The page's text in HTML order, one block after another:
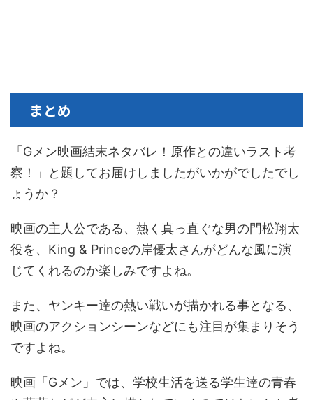
まとめ
「Gメン映画結末ネタバレ！原作との違いラスト考
察！」と題してお届けしましたがいかがでしたでし
ょうか？
映画の主人公である、熱く真っ直ぐな男の門松翔太
役を、King & Princeの岸優太さんがどんな風に演
じてくれるのか楽しみですよね。
また、ヤンキー達の熱い戦いが描かれる事となる、
映画のアクションシーンなどにも注目が集まりそう
ですよね。
映画「Gメン」では、学校生活を送る学生達の青春